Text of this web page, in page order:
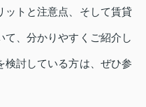
ットと注意点、そして賃貸
て、分かりやすくご紹介し
検討している方は、ぜひ参